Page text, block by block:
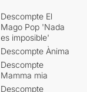
Descompte El
Mago Pop 'Nada
es imposible'
Descompte Ànima
Descompte
Mamma mia
Descompte